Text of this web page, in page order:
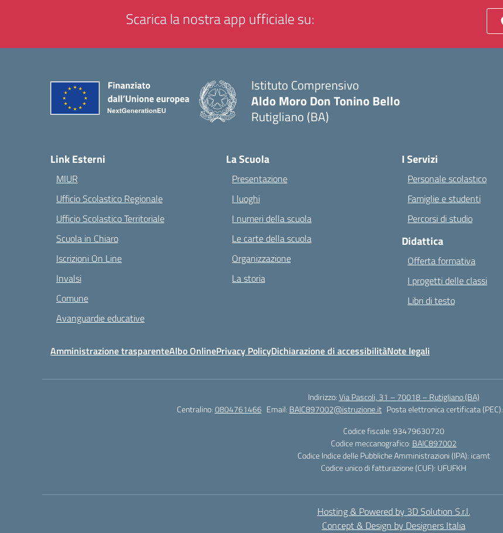
Scarica la nostra app ufficiale su:
Istituto Comprensivo
Aldo Moro Don Tonino Bello
Rutigliano (BA)
Link Esterni
MIUR
Ufficio Scolastico Regionale
Ufficio Scolastico Territoriale
Scuola in Chiaro
Iscrizioni On Line
Invalsi
Comune
Avanguardie educative
La Scuola
Presentazione
I luoghi
I numeri della scuola
Le carte della scuola
Organizzazione
La storia
I Servizi
Personale scolastico
Famiglie e studenti
Percorsi di studio
Didattica
Offerta formativa
I progetti delle classi
Libri di testo
Amministrazione trasparenteAlbo OnlinePrivacy PolicyDichiarazione di accessibilitàNote legali
Indirizzo:Via Pascoli, 31 – 70018 – Rutigliano (BA)
Centralino:0804761466 Email: BAIC897002@istruzione.it Posta elettronica certificata (PEC):
Codice fiscale: 93479630720
Codice meccanografico: BAIC897002
Codice Indice delle Pubbliche Amministrazioni (IPA): icamt
Codice unico di fatturazione (CUF): UFUFKH
Hosting & Powered by 3D Solution S.r.l.
Concept & Design by Designers Italia